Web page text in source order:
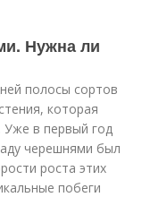
Нужна ли
полосы сортов
которая
Уже в первый год
черешнями был
роста этих
побеги